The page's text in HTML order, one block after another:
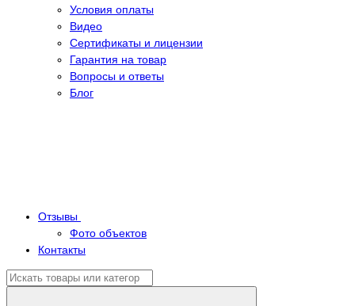
Условия оплаты
Видео
Сертификаты и лицензии
Гарантия на товар
Вопросы и ответы
Блог
Отзывы
Фото объектов
Контакты